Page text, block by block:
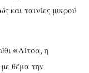
και ταινίες μικρού
«Λίτσα, η
θέμα την